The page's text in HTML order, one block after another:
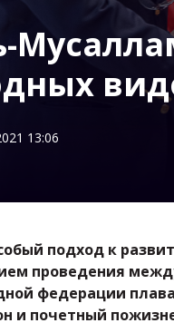
13:06
подход к
проведения
федерации
и почетный